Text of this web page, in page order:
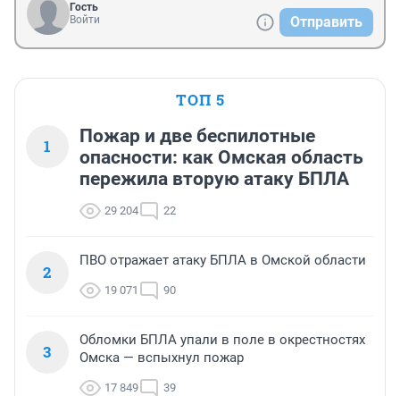
Гость
Войти
Отправить
ТОП 5
1
Пожар и две беспилотные
опасности: как Омская область
пережила вторую атаку БПЛА
29 204 22
2
ПВО отражает атаку БПЛА в Омской области
19 071 90
3
Обломки БПЛА упали в поле в окрестностях
Омска — вспыхнул пожар
17 849 39